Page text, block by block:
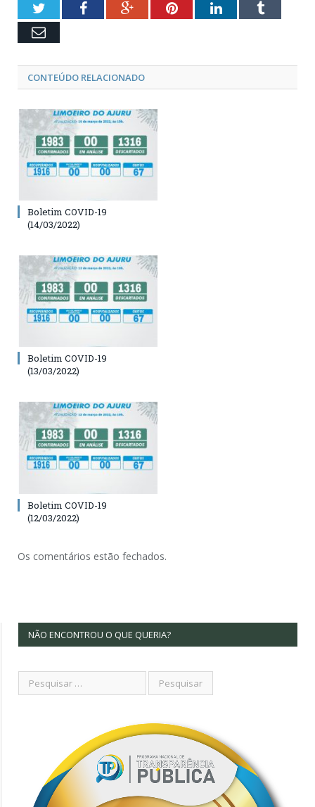
TwitterFacebookGoogle+PinterestLinkedInTumblr
Email
CONTEÚDO RELACIONADO
Boletim COVID-19
(14/03/2022)
Boletim COVID-19
(13/03/2022)
Boletim COVID-19
(12/03/2022)
Os comentários estão fechados.
NÃO ENCONTROU O QUE QUERIA?